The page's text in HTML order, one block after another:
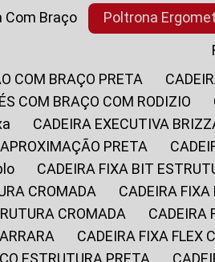
Com Braço
Poltrona
COM BRAÇO PRETA
COM BRAÇO COM RODIZIO
CADEIRA EXECUTIVA
PRETA
CADEIRA FIXA BIT
CROMADA
CADEIRA
CROMADA
CADEIRA FIXA
ESTRUTURA PRETA